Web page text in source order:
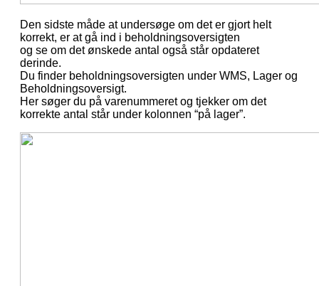
Den sidste måde at undersøge om det er gjort helt
korrekt, er at gå ind i beholdningsoversigten
og se om det ønskede antal også står opdateret
derinde.
Du finder beholdningsoversigten under WMS, Lager og
Beholdningsoversigt.
Her søger du på varenummeret og tjekker om det
korrekte antal står under kolonnen “på lager”.